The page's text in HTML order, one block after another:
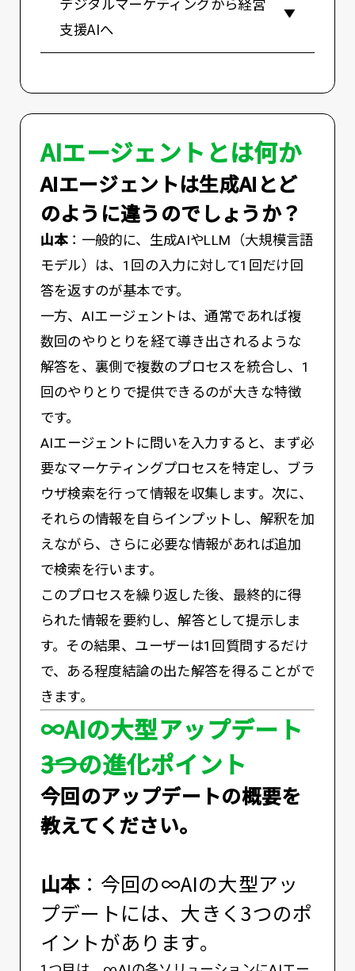
支援AIへ
AIエージェントとは何か
――AIエージェントは生成AIとど
のように違うのでしょうか？
山本：一般的に、生成AIやLLM（大規模言語
モデル）は、1回の入力に対して1回だけ回
答を返すのが基本です。
一方、AIエージェントは、通常であれば複
数回のやりとりを経て導き出されるような
解答を、裏側で複数のプロセスを統合し、1
回のやりとりで提供できるのが大きな特徴
です。
AIエージェントに問いを入力すると、まず必
要なマーケティングプロセスを特定し、ブラ
ウザ検索を行って情報を収集します。次に、
それらの情報を自らインプットし、解釈を加
えながら、さらに必要な情報があれば追加
で検索を行います。
このプロセスを繰り返した後、最終的に得
られた情報を要約し、解答として提示しま
す。その結果、ユーザーは1回質問するだけ
で、ある程度結論の出た解答を得ることがで
きます。
∞AIの大型アップデート
――3つの進化ポイント
――今回のアップデートの概要を
教えてください。
山本：今回の∞AIの大型アッ
プデートには、大きく3つのポ
イントがあります。